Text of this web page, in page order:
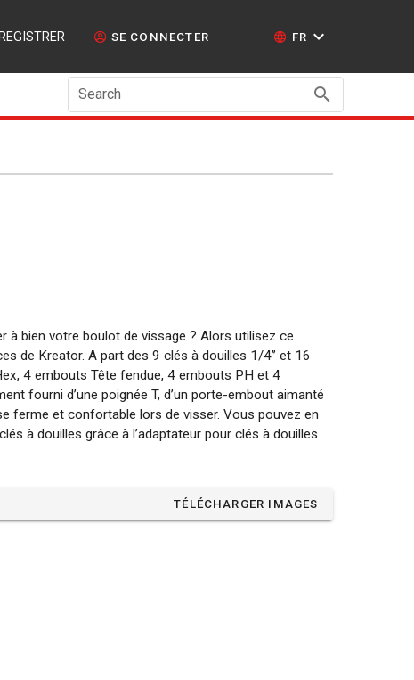
SE CONNECTER FR
Search
à bien votre boulot de vissage ? Alors utilisez ce
de Kreator. A part des 9 clés à douilles 1/4’’ et 16
4 embouts Tête fendue, 4 embouts PH et 4
fourni d’une poignée T, d’un porte-embout aimanté
ferme et confortable lors de visser. Vous pouvez en
à douilles grâce à l’adaptateur pour clés à douilles
TÉLÉCHARGER IMAGES